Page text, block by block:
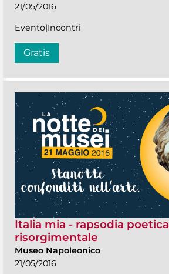
21/05/2016
Evento|Incontri
Gratis
Italia mia - rapsodia poetica
risorgimentale
Museo Napoleonico
21/05/2016